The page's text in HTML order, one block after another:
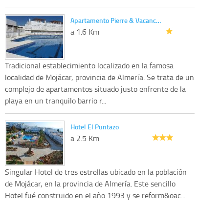
Apartamento Pierre & Vacanc…
a 1.6 Km
Tradicional establecimiento localizado en la famosa
localidad de Mojácar, provincia de Almería. Se trata de un
complejo de apartamentos situado justo enfrente de la
playa en un tranquilo barrio r...
Hotel El Puntazo
a 2.5 Km
Singular Hotel de tres estrellas ubicado en la población
de Mojácar, en la provincia de Almería. Este sencillo
Hotel fué construido en el año 1993 y se reform&oac...